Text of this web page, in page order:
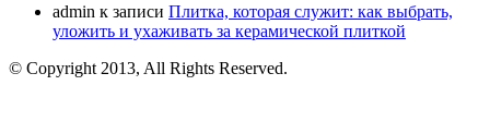
admin к записи Плитка, которая служит: как выбрать,
уложить и ухаживать за керамической плиткой
© Copyright 2013, All Rights Reserved.